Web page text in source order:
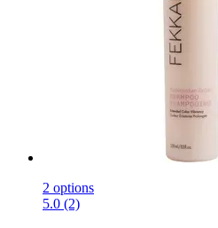
2 options
5.0 (2)